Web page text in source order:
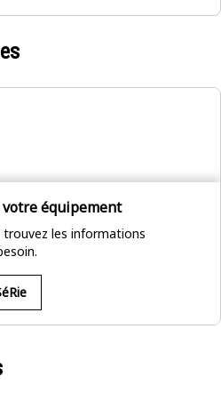
votre équipement
les informations